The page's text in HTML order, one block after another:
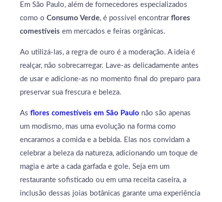
Em São Paulo, além de fornecedores especializados
como o Consumo Verde, é possível encontrar flores
comestíveis em mercados e feiras orgânicas.
Ao utilizá-las, a regra de ouro é a moderação. A ideia é
realçar, não sobrecarregar. Lave-as delicadamente antes
de usar e adicione-as no momento final do preparo para
preservar sua frescura e beleza.
As flores comestíveis em São Paulo não são apenas
um modismo, mas uma evolução na forma como
encaramos a comida e a bebida. Elas nos convidam a
celebrar a beleza da natureza, adicionando um toque de
magia e arte a cada garfada e gole. Seja em um
restaurante sofisticado ou em uma receita caseira, a
inclusão dessas joias botânicas garante uma experiência